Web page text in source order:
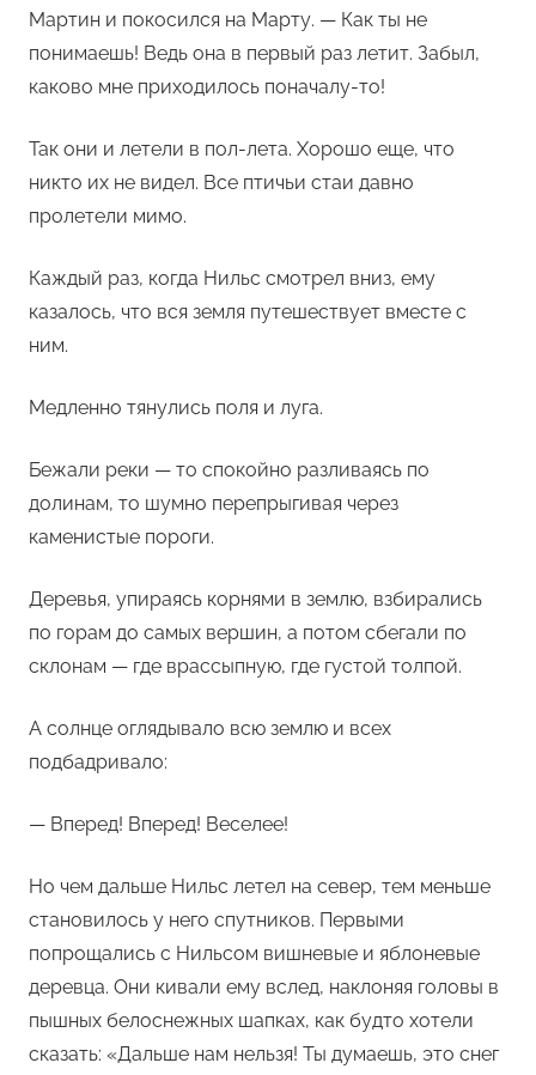
Мартин и покосился на Марту. — Как ты не
понимаешь! Ведь она в первый раз летит. Забыл,
каково мне приходилось поначалу-то!
Так они и летели в пол-лета. Хорошо еще, что
никто их не видел. Все птичьи стаи давно
пролетели мимо.
Каждый раз, когда Нильс смотрел вниз, ему
казалось, что вся земля путешествует вместе с
ним.
Медленно тянулись поля и луга.
Бежали реки — то спокойно разливаясь по
долинам, то шумно перепрыгивая через
каменистые пороги.
Деревья, упираясь корнями в землю, взбирались
по горам до самых вершин, а потом сбегали по
склонам — где врассыпную, где густой толпой.
А солнце оглядывало всю землю и всех
подбадривало:
— Вперед! Вперед! Веселее!
Но чем дальше Нильс летел на север, тем меньше
становилось у него спутников. Первыми
попрощались с Нильсом вишневые и яблоневые
деревца. Они кивали ему вслед, наклоняя головы в
пышных белоснежных шапках, как будто хотели
сказать: «Дальше нам нельзя! Ты думаешь, это снег